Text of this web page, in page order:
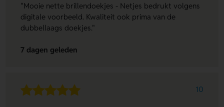
"Mooie nette brillendoekjes - Netjes bedrukt volgens
digitale voorbeeld. Kwaliteit ook prima van de
dubbellaags doekjes."
7 dagen geleden
10